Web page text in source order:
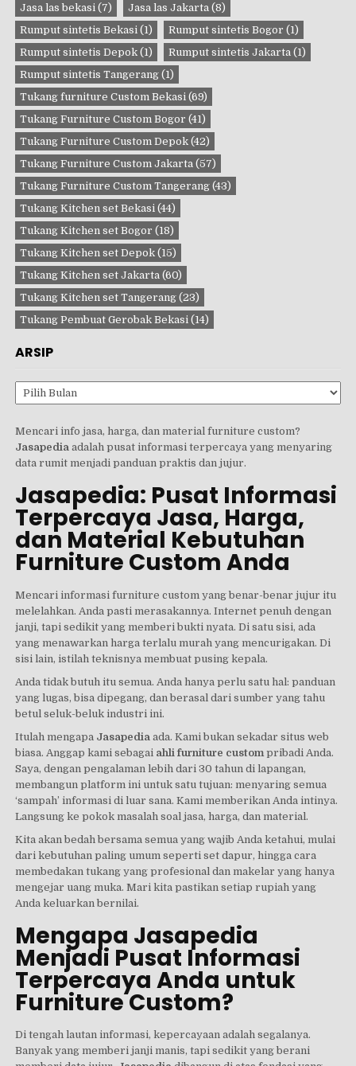
Jasa las bekasi (7) Jasa las Jakarta (8)
Rumput sintetis Bekasi (1) Rumput sintetis Bogor (1)
Rumput sintetis Depok (1) Rumput sintetis Jakarta (1)
Rumput sintetis Tangerang (1)
Tukang furniture Custom Bekasi (69)
Tukang Furniture Custom Bogor (41)
Tukang Furniture Custom Depok (42)
Tukang Furniture Custom Jakarta (57)
Tukang Furniture Custom Tangerang (43)
Tukang Kitchen set Bekasi (44)
Tukang Kitchen set Bogor (18)
Tukang Kitchen set Depok (15)
Tukang Kitchen set Jakarta (60)
Tukang Kitchen set Tangerang (23)
Tukang Pembuat Gerobak Bekasi (14)
ARSIP
Arsip
Mencari info jasa, harga, dan material furniture custom?
Jasapedia adalah pusat informasi terpercaya yang menyaring
data rumit menjadi panduan praktis dan jujur.
Jasapedia: Pusat Informasi
Terpercaya Jasa, Harga,
dan Material Kebutuhan
Furniture Custom Anda
Mencari informasi furniture custom yang benar-benar jujur itu
melelahkan. Anda pasti merasakannya. Internet penuh dengan
janji, tapi sedikit yang memberi bukti nyata. Di satu sisi, ada
yang menawarkan harga terlalu murah yang mencurigakan. Di
sisi lain, istilah teknisnya membuat pusing kepala.
Anda tidak butuh itu semua. Anda hanya perlu satu hal: panduan
yang lugas, bisa dipegang, dan berasal dari sumber yang tahu
betul seluk-beluk industri ini.
Itulah mengapa Jasapedia ada. Kami bukan sekadar situs web
biasa. Anggap kami sebagai ahli furniture custom pribadi Anda.
Saya, dengan pengalaman lebih dari 30 tahun di lapangan,
membangun platform ini untuk satu tujuan: menyaring semua
‘sampah’ informasi di luar sana. Kami memberikan Anda intinya.
Langsung ke pokok masalah soal jasa, harga, dan material.
Kita akan bedah bersama semua yang wajib Anda ketahui, mulai
dari kebutuhan paling umum seperti set dapur, hingga cara
membedakan tukang yang profesional dan makelar yang hanya
mengejar uang muka. Mari kita pastikan setiap rupiah yang
Anda keluarkan bernilai.
Mengapa Jasapedia
Menjadi Pusat Informasi
Terpercaya Anda untuk
Furniture Custom?
Di tengah lautan informasi, kepercayaan adalah segalanya.
Banyak yang memberi janji manis, tapi sedikit yang berani